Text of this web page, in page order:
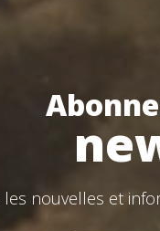
les nouvelles et